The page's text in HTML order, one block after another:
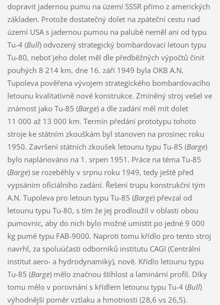
dopravit jadernou pumu na území SSSR přímo z amerických
základen. Protože dostatečný dolet na zpáteční cestu nad
území USA s jadernou pumou na palubě neměl ani od typu
Tu-4 (Bull) odvozený strategický bombardovací letoun typu
Tu-80, neboť jeho dolet měl dle předběžných výpočtů činit
pouhých 8 214 km, dne 16. září 1949 byla OKB A.N.
Tupoleva pověřena vývojem strategického bombardovacího
letounu kvalitativně nové konstrukce. Zmíněný stroj vešel ve
známost jako Tu-85 (Barge) a dle zadání měl mít dolet
11 000 až 13 000 km. Termín předání prototypu tohoto
stroje ke státním zkouškám byl stanoven na prosinec roku
1950. Završení státních zkoušek letounu typu Tu-85 (Barge)
bylo naplánováno na 1. srpen 1951. Práce na téma Tu-85
(Barge) se rozeběhly v srpnu roku 1949, tedy ještě před
vypsáním oficiálního zadání. Řešení trupu konstrukční tým
A.N. Tupoleva pro letoun typu Tu-85 (Barge) převzal od
letounu typu Tu-80, s tím že jej prodloužil v oblasti obou
pumovnic, aby do nich bylo možné umístit po jedné 9 000
kg pumě typu FAB-9000. Naproti tomu křídlo pro tento stroj
navrhl, za spoluúčasti odborníků institutu CAGI (Centrální
institut aero- a hydrodynamiky), nově. Křídlo letounu typu
Tu-85 (Barge) mělo značnou štíhlost a laminární profil. Díky
tomu mělo v porovnání s křídlem letounu typu Tu-4 (Bull)
výhodnější poměr vztlaku a hmotnosti (28,6 vs 26,5).